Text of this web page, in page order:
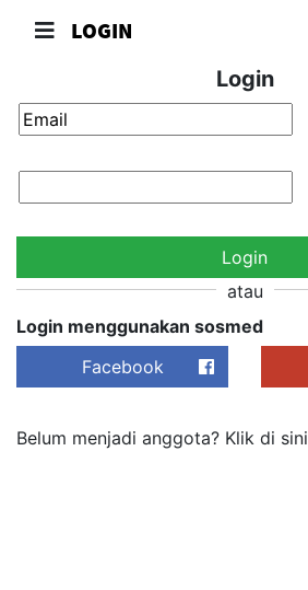
LOGIN
Login
Login
atau
Login menggunakan sosmed
Facebook
Belum menjadi anggota? Klik di sini